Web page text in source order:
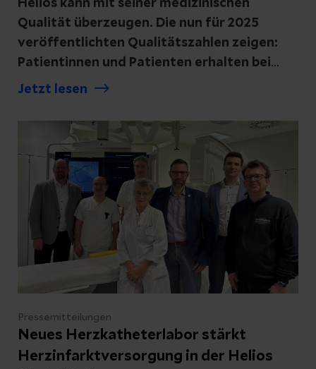
Helios kann mit seiner medizinischen
Qualität überzeugen. Die nun für 2025
veröffentlichten Qualitätszahlen zeigen:
Patientinnen und Patienten erhalten bei
Helios eine Versorgung auf höchstem
Jetzt lesen
Pressemitteilungen
Neues Herzkatheterlabor stärkt
Herzinfarktversorgung in der Helios